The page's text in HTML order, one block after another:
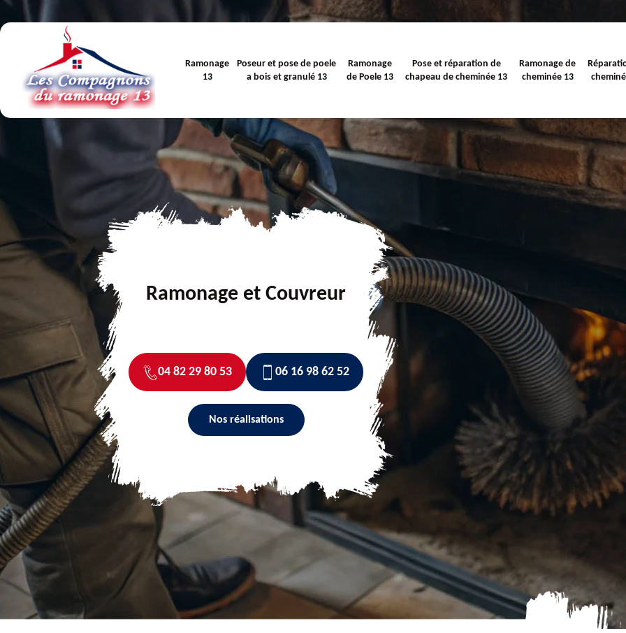
Ramonage
13
Poseur et pose de poele
a bois et granulé 13
Ramonage
de Poele 13
Pose et réparation de
chapeau de cheminée 13
Ramonage de
cheminée 13
Ramonage et Couvreur
04 82 29 80 53 06 16 98 62 52
Nos réalisations